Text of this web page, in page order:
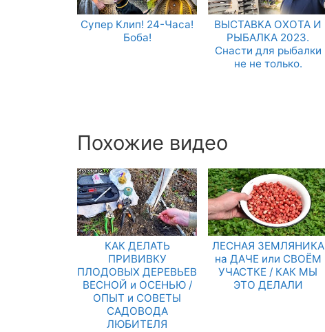
Супер Клип! 24-Часа!
Боба!
ВЫСТАВКА ОХОТА И
РЫБАЛКА 2023.
Снасти для рыбалки
не не только.
Похожие видео
КАК ДЕЛАТЬ
ПРИВИВКУ
ПЛОДОВЫХ ДЕРЕВЬЕВ
ВЕСНОЙ и ОСЕНЬЮ /
ОПЫТ и СОВЕТЫ
САДОВОДА
ЛЮБИТЕЛЯ
ЛЕСНАЯ ЗЕМЛЯНИКА
на ДАЧЕ или СВОЁМ
УЧАСТКЕ / КАК МЫ
ЭТО ДЕЛАЛИ